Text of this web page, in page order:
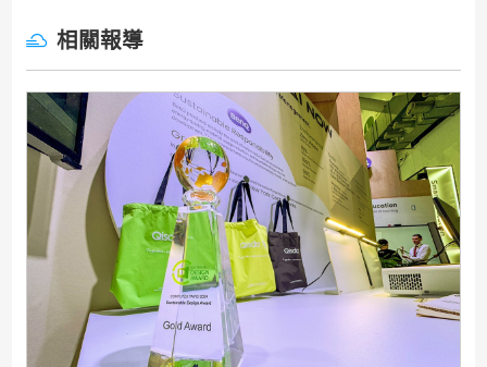
相關報導